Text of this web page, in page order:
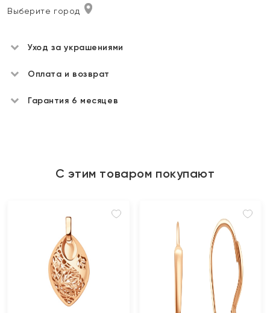
Выберите город
Уход за украшениями
Оплата и возврат
Гарантия 6 месяцев
С этим товаром покупают